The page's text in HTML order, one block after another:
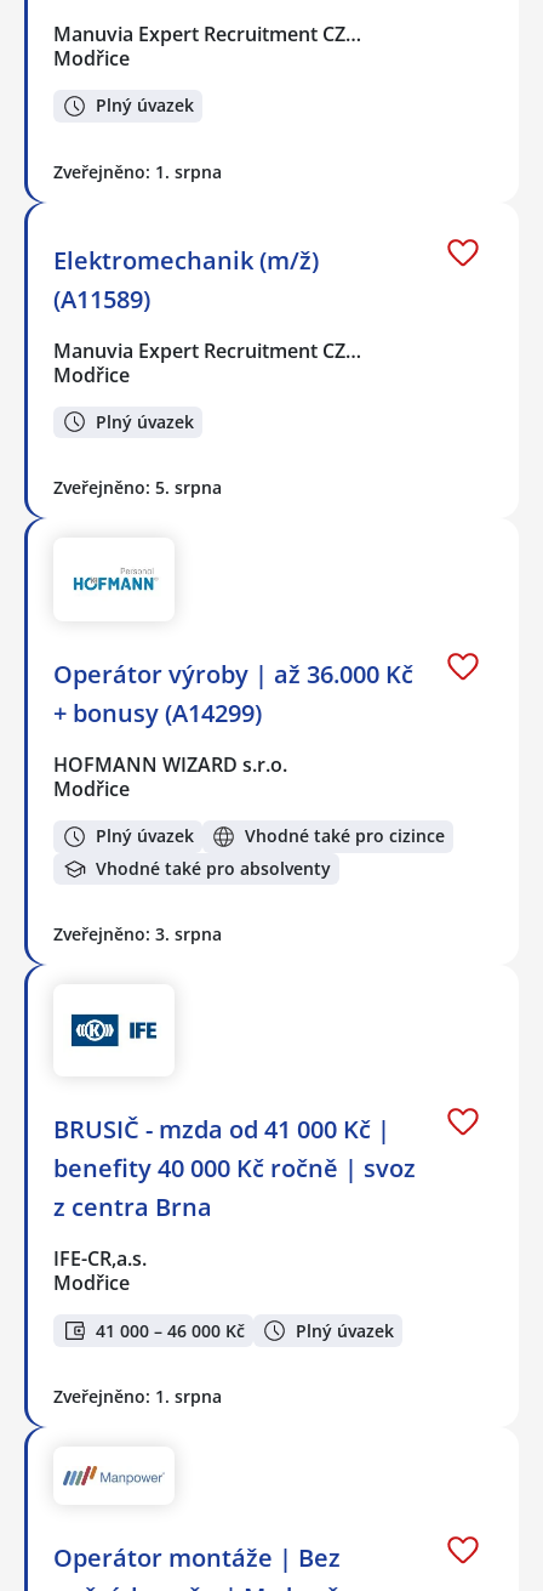
Manuvia Expert Recruitment CZ…
Modřice
Plný úvazek
Zveřejněno: 1. srpna
Elektromechanik (m/ž)
(A11589)
Manuvia Expert Recruitment CZ…
Modřice
Plný úvazek
Zveřejněno: 5. srpna
Operátor výroby | až 36.000 Kč
+ bonusy (A14299)
HOFMANN WIZARD s.r.o.
Modřice
Plný úvazek
Vhodné také pro cizince
Vhodné také pro absolventy
Zveřejněno: 3. srpna
BRUSIČ - mzda od 41 000 Kč |
benefity 40 000 Kč ročně | svoz
z centra Brna
IFE-CR,a.s.
Modřice
41 000 – 46 000 Kč Plný úvazek
Zveřejněno: 1. srpna
Operátor montáže | Bez